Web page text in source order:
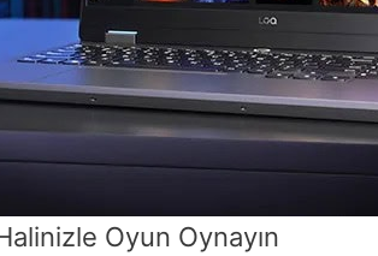
Oyun Oynayın